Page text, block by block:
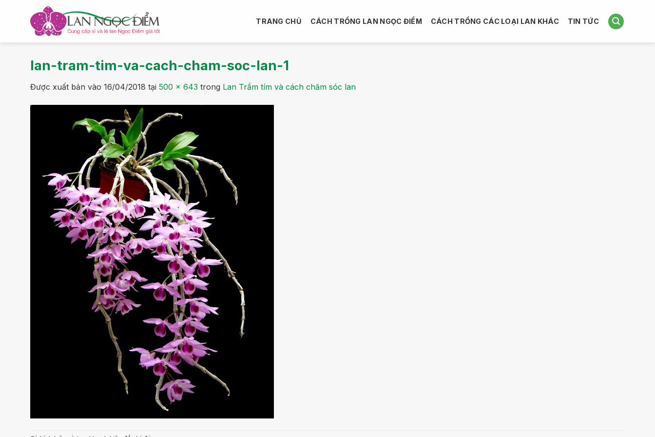
dung
TRANG CHỦ CÁCH TRỒNG LAN NGỌC ĐIỂM CÁCH TRỒNG CÁC LOẠI LAN KHÁC TIN TỨC
lan-tram-tim-va-cach-cham-soc-lan-1
Được xuất bản vào 16/04/2018 tại 500 × 643 trong Lan Trầm tím và cách chăm sóc lan